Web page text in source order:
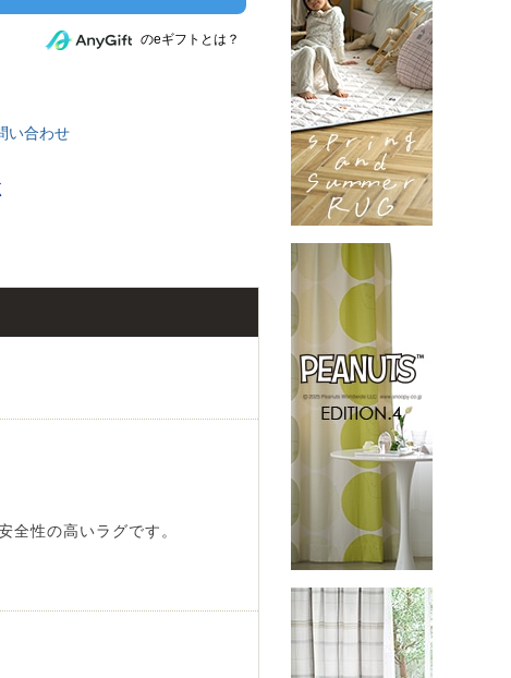
のeギフトとは？
い合わせ
全性の高いラグです。